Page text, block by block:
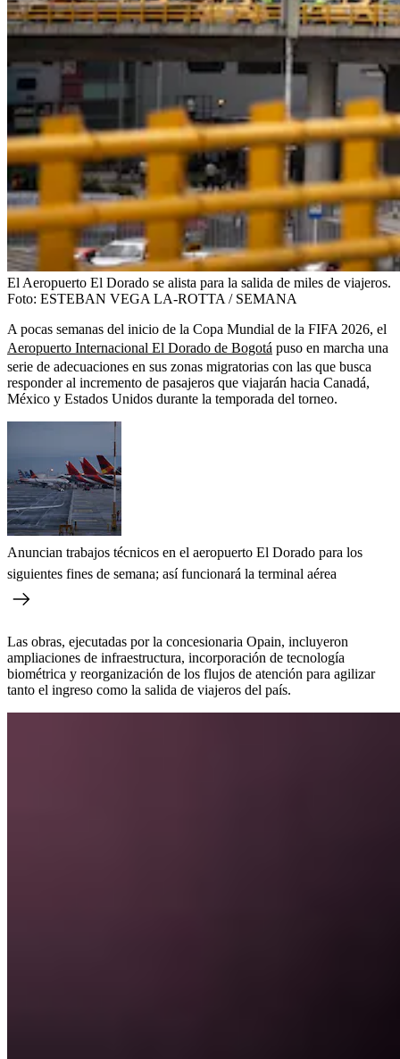
El Aeropuerto El Dorado se alista para la salida de miles de viajeros.
Foto: ESTEBAN VEGA LA-ROTTA / SEMANA
A pocas semanas del inicio de la Copa Mundial de la FIFA 2026, el
Aeropuerto Internacional El Dorado de Bogotá puso en marcha una
serie de adecuaciones en sus zonas migratorias con las que busca
responder al incremento de pasajeros que viajarán hacia Canadá,
México y Estados Unidos durante la temporada del torneo.
Anuncian trabajos técnicos en el aeropuerto El Dorado para los
siguientes fines de semana; así funcionará la terminal aérea
Las obras, ejecutadas por la concesionaria Opain, incluyeron
ampliaciones de infraestructura, incorporación de tecnología
biométrica y reorganización de los flujos de atención para agilizar
tanto el ingreso como la salida de viajeros del país.